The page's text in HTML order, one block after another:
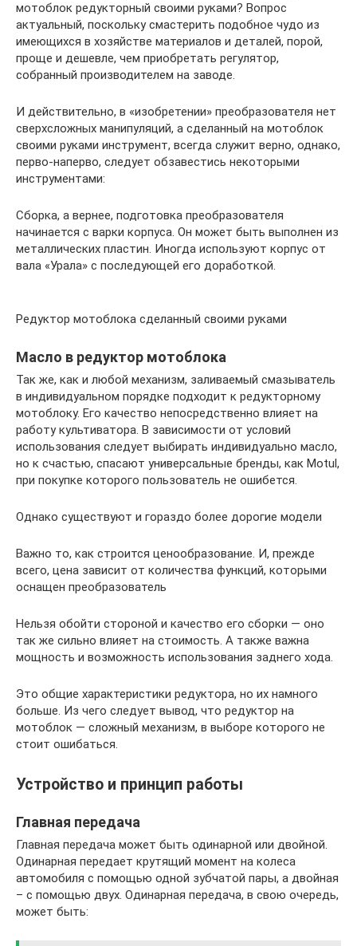
мотоблок редукторный своими руками? Вопрос
актуальный, поскольку смастерить подобное чудо из
имеющихся в хозяйстве материалов и деталей, порой,
проще и дешевле, чем приобретать регулятор,
собранный производителем на заводе.
И действительно, в «изобретении» преобразователя нет
сверхсложных манипуляций, а сделанный на мотоблок
своими руками инструмент, всегда служит верно, однако,
перво-наперво, следует обзавестись некоторыми
инструментами:
Сборка, а вернее, подготовка преобразователя
начинается с варки корпуса. Он может быть выполнен из
металлических пластин. Иногда используют корпус от
вала «Урала» с последующей его доработкой.
Редуктор мотоблока сделанный своими руками
Масло в редуктор мотоблока
Так же, как и любой механизм, заливаемый смазыватель
в индивидуальном порядке подходит к редукторному
мотоблоку. Его качество непосредственно влияет на
работу культиватора. В зависимости от условий
использования следует выбирать индивидуально масло,
но к счастью, спасают универсальные бренды, как Motul,
при покупке которого пользователь не ошибется.
Однако существуют и гораздо более дорогие модели
Важно то, как строится ценообразование. И, прежде
всего, цена зависит от количества функций, которыми
оснащен преобразователь
Нельзя обойти стороной и качество его сборки — оно
так же сильно влияет на стоимость. А также важна
мощность и возможность использования заднего хода.
Это общие характеристики редуктора, но их намного
больше. Из чего следует вывод, что редуктор на
мотоблок — сложный механизм, в выборе которого не
стоит ошибаться.
Устройство и принцип работы
Главная передача
Главная передача может быть одинарной или двойной.
Одинарная передает крутящий момент на колеса
автомобиля с помощью одной зубчатой пары, а двойная
– с помощью двух. Одинарная передача, в свою очередь,
может быть: